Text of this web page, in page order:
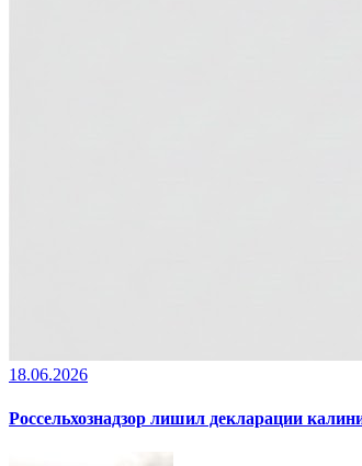
18.06.2026
Россельхознадзор лишил декларации